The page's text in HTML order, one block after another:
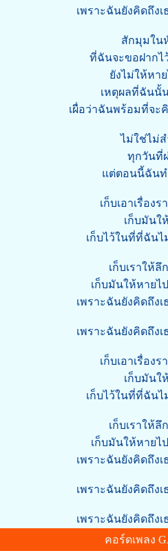
เพราะฉันยังคิดถึงเ
สักมุมใน
ที่ฉันจะขอฝากไ
ยังไม่ให้หา
เหตุผลที่ฉันนั้น
เผื่อว่าฉันพร้อมที่จะ
ไม่ใช่ไม่
ทุกวันที่
แต่ตอนนี้ฉันท
เก็บเอาเรื่องร
เก็บมันใ
เก็บไว้ในที่ที่ฉัน
เก็บเราให้ลึ
เก็บมันให้หาย
เพราะฉันยังคิดถึงเ
เพราะฉันยังคิดถึงเ
เก็บเอาเรื่องร
เก็บมันใ
เก็บไว้ในที่ที่ฉัน
เก็บเราให้ลึ
เก็บมันให้หาย
เพราะฉันยังคิดถึงเ
เพราะฉันยังคิดถึงเ
เพราะฉันยังคิดถึงเ
คอร์ดเพลง